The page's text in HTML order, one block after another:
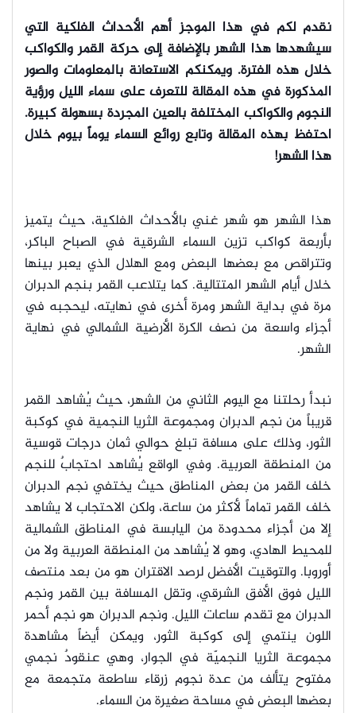
نقدم لكم في هذا الموجز أهم الأحداث الفلكية التي
سيشهدها هذا الشهر بالإضافة إلى حركة القمر والكواكب
خلال هذه الفترة. ويمكنكم الاستعانة بالمعلومات والصور
المذكورة في هذه المقالة للتعرف على سماء الليل ورؤية
النجوم والكواكب المختلفة بالعين المجردة بسهولة كبيرة.
احتفظ بهذه المقالة وتابع روائع السماء يوماً بيوم خلال
هذا الشهر!
هذا الشهر هو شهر غني بالأحداث الفلكية، حيث يتميز
بأربعة كواكب تزين السماء الشرقية في الصباح الباكر،
وتتراقص مع بعضها البعض ومع الهلال الذي يعبر بينها
خلال أيام الشهر المتتالية. كما يتلاعب القمر بنجم الدبران
مرة في بداية الشهر ومرة أخرى في نهايته، ليحجبه في
أجزاء واسعة من نصف الكرة الأرضية الشمالي في نهاية
الشهر.
نبدأ رحلتنا مع اليوم الثاني من الشهر، حيث يُشاهد القمر
قريباً من نجم الدبران ومجموعة الثريا النجمية في كوكبة
الثور، وذلك على مسافة تبلغ حوالي ثمان درجات قوسية
من المنطقة العربية. وفي الواقع يُشاهد احتجابٌ للنجم
خلف القمر من بعض المناطق حيث يختفي نجم الدبران
خلف القمر تماماً لأكثر من ساعة، ولكن الاحتجاب لا يشاهد
إلا من أجزاء محدودة من اليابسة في المناطق الشمالية
للمحيط الهادي، وهو لا يُشاهد من المنطقة العربية ولا من
أوروبا. والتوقيت الأفضل لرصد الاقتران هو من بعد منتصف
الليل فوق الأفق الشرقي، وتقل المسافة بين القمر ونجم
الدبران مع تقدم ساعات الليل. ونجم الدبران هو نجم أحمر
اللون ينتمي إلى كوكبة الثور، ويمكن أيضاً مشاهدة
مجموعة الثريا النجميّة في الجوار، وهي عنقودٌ نجمي
مفتوح يتألف من عدة نجوم زرقاء ساطعة متجمعة مع
بعضها البعض في مساحة صغيرة من السماء.